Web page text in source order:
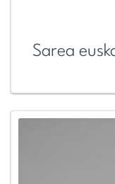
Sarea